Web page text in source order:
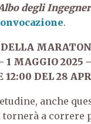
degli
.
1 MAGGIO 2025
12:00 DEL 28
anche
tornerà a correre